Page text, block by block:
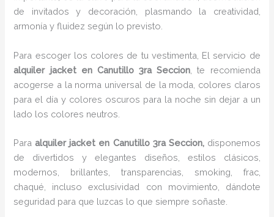
de invitados y decoración, plasmando la creatividad,
armonía y fluidez según lo previsto.
Para escoger los colores de tu vestimenta, El servicio de
alquiler jacket en Canutillo 3ra Seccion , te recomienda
acogerse a la norma universal de la moda, colores claros
para el día y colores oscuros para la noche sin dejar a un
lado los colores neutros.
Paraalquiler jacket en Canutillo 3ra Seccion, disponemos
de divertidos y elegantes diseños, estilos clásicos,
modernos, brillantes, transparencias, smoking, frac,
chaqué, incluso exclusividad con movimiento, dándote
seguridad para que luzcas lo que siempre soñaste.